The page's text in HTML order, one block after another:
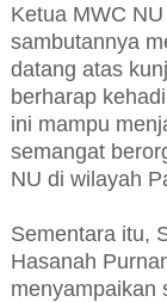
Ketua MWC
sambutannya
datang atas
berharap
ini mampu
semangat
NU di wilayah
Sementara itu,
Hasanah
menyampaikan